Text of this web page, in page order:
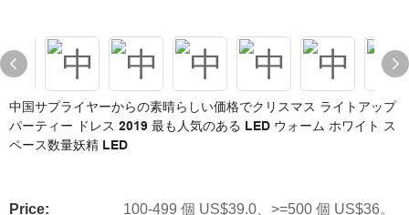
中国サプライヤーからの素晴らしい価格でクリスマス ライトアップ
パーティー ドレス 2019 最も人気のある LED ウォーム ホワイト ス
ペース数量妖精 LED
Price:
100-499 個 US$39.0、>=500 個 US$36。